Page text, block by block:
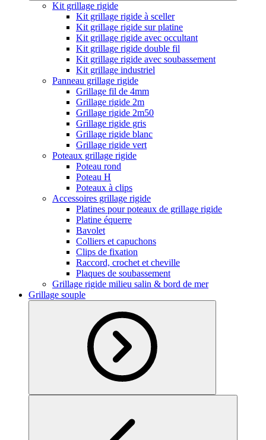
Kit grillage rigide
Kit grillage rigide à sceller
Kit grillage rigide sur platine
Kit grillage rigide avec occultant
Kit grillage rigide double fil
Kit grillage rigide avec soubassement
Kit grillage industriel
Panneau grillage rigide
Grillage fil de 4mm
Grillage rigide 2m
Grillage rigide 2m50
Grillage rigide gris
Grillage rigide blanc
Grillage rigide vert
Poteaux grillage rigide
Poteau rond
Poteau H
Poteaux à clips
Accessoires grillage rigide
Platines pour poteaux de grillage rigide
Platine équerre
Bavolet
Colliers et capuchons
Clips de fixation
Raccord, crochet et cheville
Plaques de soubassement
Grillage rigide milieu salin & bord de mer
Grillage souple